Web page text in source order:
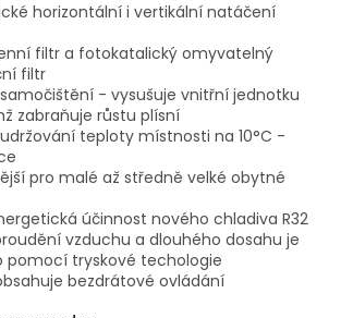
horizontální i vertikální natáčení
filtr a fotokatalický omyvatelný
filtr
- vysušuje vnitřní jednotku
zabraňuje růstu plísní
teploty místnosti na 10°C -
pro malé až středně velké obytné
účinnost nového chladiva R32
vzduchu a dlouhého dosahu je
pomocí tryskové techologie
bezdrátové ovládání